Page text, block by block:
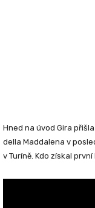
Hned na úvod Gira
della Maddalena v
v Turíně. Kdo získal první